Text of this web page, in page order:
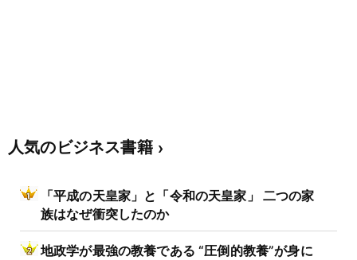
人気のビジネス書籍
「平成の天皇家」と「令和の天皇家」 二つの家
族はなぜ衝突したのか
地政学が最強の教養である “圧倒的教養”が身に